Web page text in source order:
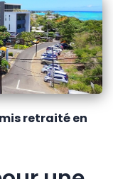
retraité en